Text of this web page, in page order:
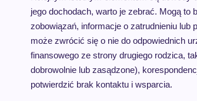
jego dochodach, warto je zebrać. Mogą
zobowiązań, informacje o zatrudnieniu lub
może zwrócić się o nie do odpowiednich
finansowego ze strony drugiego rodzica,
dobrowolnie lub zasądzone),
potwierdzić brak kontaktu i wsparcia.